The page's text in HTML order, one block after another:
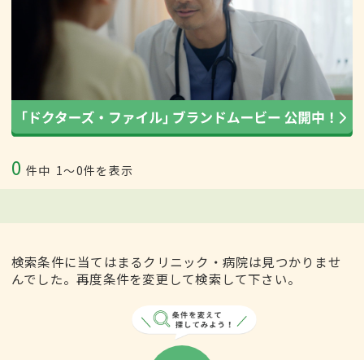
0 件中 1〜0件を表示
検索条件に当てはまるクリニック・病院は見つかりませ
んでした。再度条件を変更して検索して下さい。